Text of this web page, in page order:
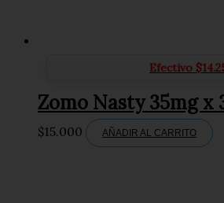
Efectivo $
Zomo Nasty 35mg x
$15.000 AÑADIR AL CARRITO